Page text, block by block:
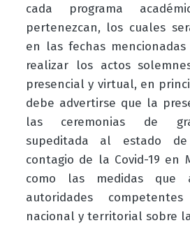
cada programa
pertenezcan, los cuales
en las fechas
realizar los actos
presencial y virtual, en
debe advertirse que la
las ceremonias de
supeditada al estado
contagio de la Covid-19 en
como las medidas que
autoridades
nacional y territorial sobre